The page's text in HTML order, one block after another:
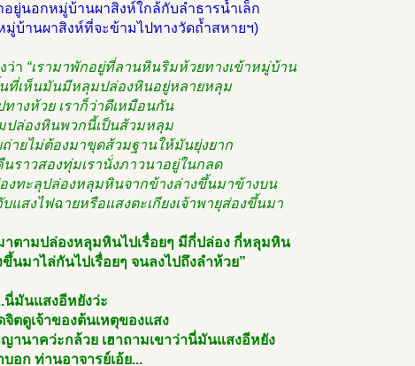
ยู่นอกหมู่บ้านผาสิงห์ใกล้กับลำธารน้ำเล็ก
มู่บ้านผาสิงห์ที่จะข้ามไปทางวัดถ้ำสหายฯ)
ว่า “เรามาพักอยู่ที่ลานหินริมห้วยทางเข้าหมู่บ้าน
นที่เห็นมันมีหลุมปล่องหินอยู่หลายหลุม
ทางห้วย เราก็ว่าดีเหมือนกัน
ปล่องหินพวกนี้เป็นส้วมหลุม
ายไม่ต้องมาขุดส้วมฐานให้มันยุ่งยาก
ราวสองทุ่มเรานั่งภาวนาอยู่ในกลด
งทะลุปล่องหลุมหินจากข้างล่างขึ้นมาข้างบน
แสงไฟฉายหรือแสงตะเกียงเจ้าพายุส่องขึ้นมา
ตามปล่องหลุมหินไปเรื่อยๆ มีกี่ปล่อง กี่หลุมหิน
นมาไล่กันไปเรื่อยๆ จนลงไปถึงลำห้วย”
นี่มันแสงอีหยังว่ะ
จิตดูเจ้าของต้นเหตุของแสง
านาคว่ะกล้วย เฮาถามเขาว่านี่มันแสงอีหยัง
อก ท่านอาจารย์เอ้ย...